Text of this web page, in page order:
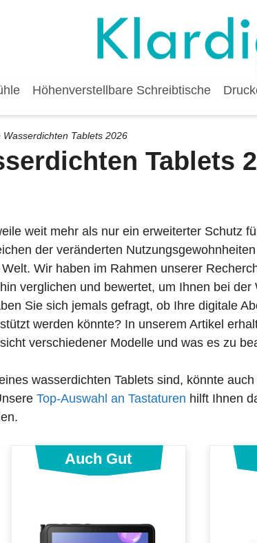
Höhenverstellbare Schreibtische
Wasserdichten Tablets 2026
Tablets
weit mehr als nur ein erweiterter Schutz
der veränderten
Wir haben im Rahmen unserer
verglichen und bewertet, um Ihnen bei der
Sie sich jemals gefragt, ob Ihre digitale
werden könnte? In unserem Artikel
verschiedener Modelle und was es zu
wasserdichten Tablets sind, könnte
Top-Auswahl an Tastaturen hilft Ihnen